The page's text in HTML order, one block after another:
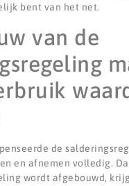
bent van het net.
van de
de
en afnemen volledig.
wordt afgebouwd,